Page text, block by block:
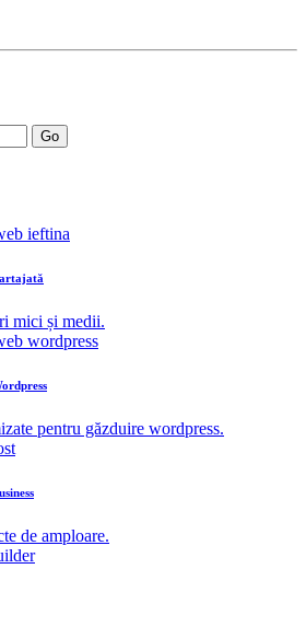
mici și medii.
pentru găzduire wordpress.
de amploare.